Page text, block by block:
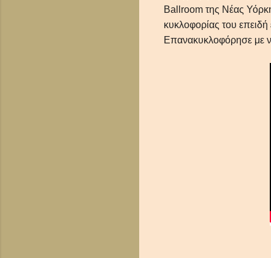
Ballroom της Νέας
κυκλοφορίας του
Επανακυκλοφόρησε με